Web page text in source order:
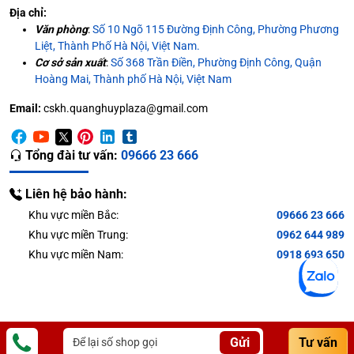
muốn.
Bàn gấp phụ gập mở linh hoạt, giúp cung cấp thêm
diện tích đặt để, chế biến cho người bán khi cần.
Decalbao quanh thân dưới xe làm từ giấy cán
bóng, được thiết kế tùy theo mong muốn của người
đặt hàng.
Bánh xe
di chuyển linh hoạt tới mọi hướng mong muốn.
Địa chỉ:
Văn phòng:Số 10 Ngõ 115 Đường Định Công, Phường Phương
Liệt, Thành Phố Hà Nội, Việt Nam.
Cơ sở sản xuất:Số 368 Trần Điền, Phường Định Công, Quận
Hoàng Mai, Thành phố Hà Nội, Việt Nam
Email: cskh.quanghuyplaza@gmail.com
Tổng đài tư vấn: 09666 23 666
Liên hệ bảo hành:
Khu vực miền Bắc:
09666 23 666
Khu vực miền Trung:
0962 644 989
Khu vực miền Nam:
0918 693 650
Gửi Tư vấn